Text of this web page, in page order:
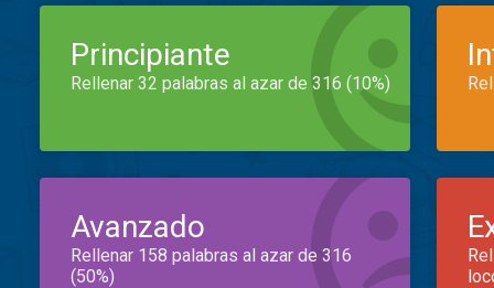
Principiante
Rellenar 32 palabras al azar de 316 (10%)
Avanzado
Rellenar 158 palabras al azar de 316
(50%)